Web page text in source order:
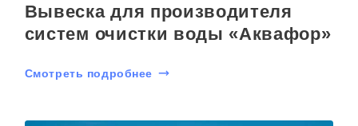
Вывеска для производителя
систем очистки воды «Аквафор»
Смотреть подробнее